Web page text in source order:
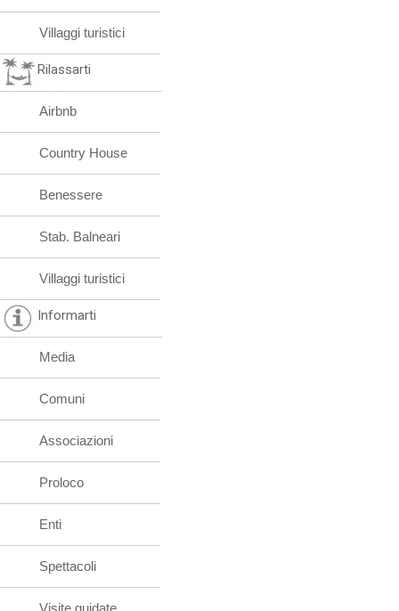
Villaggi turistici
Rilassarti
Airbnb
Country House
Benessere
Stab. Balneari
Villaggi turistici
Informarti
Media
Comuni
Associazioni
Proloco
Enti
Spettacoli
Visite guidate